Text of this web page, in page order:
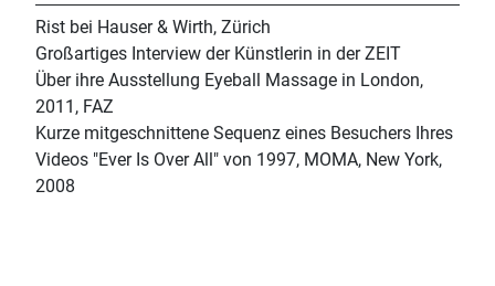
Rist bei Hauser & Wirth, Zürich
Großartiges Interview der Künstlerin in der ZEIT
Über ihre Ausstellung Eyeball Massage in London,
2011, FAZ
Kurze mitgeschnittene Sequenz eines Besuchers Ihres
Videos "Ever Is Over All" von 1997, MOMA, New York,
2008